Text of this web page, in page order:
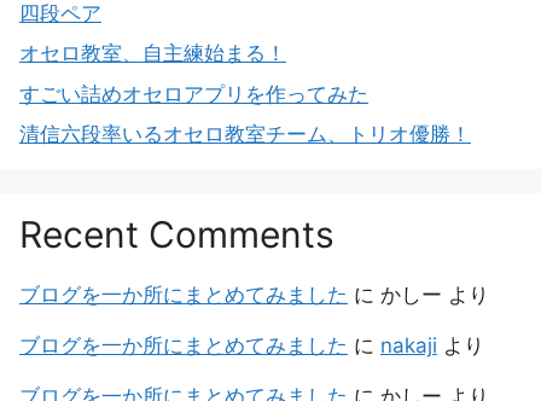
四段ペア
オセロ教室、自主練始まる！
すごい詰めオセロアプリを作ってみた
清信六段率いるオセロ教室チーム、トリオ優勝！
Recent Comments
ブログを一か所にまとめてみました に かしー より
ブログを一か所にまとめてみました に nakaji より